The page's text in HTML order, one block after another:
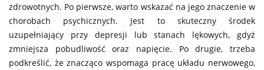
zdrowotnych. Po pierwsze, warto wskazać na jego znaczenie w
chorobach psychicznych. Jest to skuteczny środek
uzupełniający przy depresji lub stanach lękowych, gdyż
zmniejsza pobudliwość oraz napięcie. Po drugie, trzeba
podkreślić, że znacząco wspomaga pracę układu nerwowego,